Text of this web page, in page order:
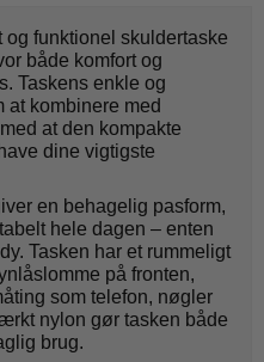
og funktionel skuldertaske
både komfort og
Taskens enkle og
at kombinere med
at den kompakte
dine vigtigste
en behagelig pasform,
hele dagen – enten
Tasken har et rummeligt
på fronten,
som telefon, nøgler
nylon gør tasken både
brug.